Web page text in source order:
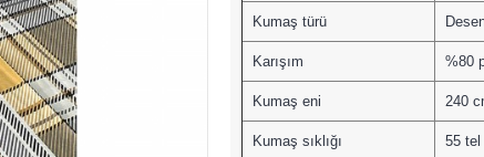
Kumaş türü
Karışım %80
Kumaş eni 240
Kumaş sıklığı 55 tel